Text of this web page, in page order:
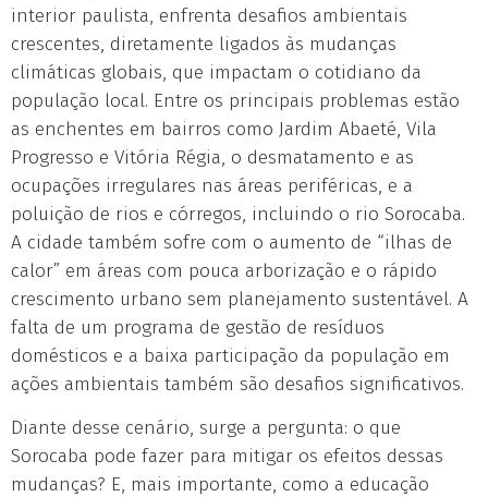
interior paulista, enfrenta desafios ambientais
crescentes, diretamente ligados às mudanças
climáticas globais, que impactam o cotidiano da
população local. Entre os principais problemas estão
as enchentes em bairros como Jardim Abaeté, Vila
Progresso e Vitória Régia, o desmatamento e as
ocupações irregulares nas áreas periféricas, e a
poluição de rios e córregos, incluindo o rio Sorocaba.
A cidade também sofre com o aumento de “ilhas de
calor” em áreas com pouca arborização e o rápido
crescimento urbano sem planejamento sustentável. A
falta de um programa de gestão de resíduos
domésticos e a baixa participação da população em
ações ambientais também são desafios significativos.
Diante desse cenário, surge a pergunta: o que
Sorocaba pode fazer para mitigar os efeitos dessas
mudanças? E, mais importante, como a educação